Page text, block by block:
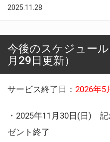
2025.11.28
今後のスケジュー
月29日更新）
サービス終了日： 2026年5
・2025年11月30日(日)
ゼント終了